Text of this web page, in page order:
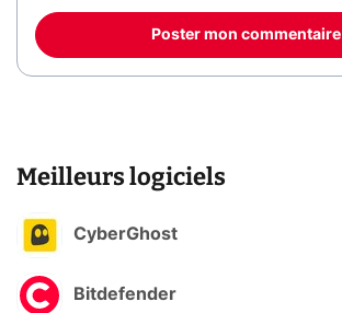
Poster mon commentaire
Meilleurs logiciels
CyberGhost
Bitdefender